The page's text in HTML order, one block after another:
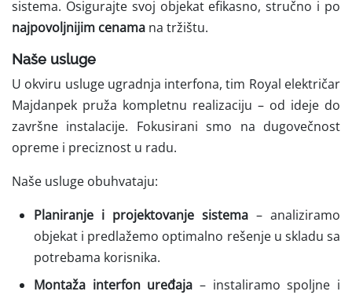
sistema. Osigurajte svoj objekat efikasno, stručno i po
najpovoljnijim cenama na tržištu.
Naše usluge
U okviru usluge ugradnja interfona, tim Royal električar
Majdanpek pruža kompletnu realizaciju – od ideje do
završne instalacije. Fokusirani smo na dugovečnost
opreme i preciznost u radu.
Naše usluge obuhvataju:
Planiranje i projektovanje sistema – analiziramo
objekat i predlažemo optimalno rešenje u skladu sa
potrebama korisnika.
Montaža interfon uređaja – instaliramo spoljne i